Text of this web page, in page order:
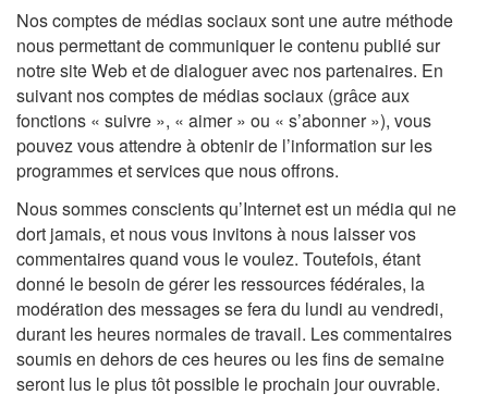
Nos comptes de médias sociaux sont une autre méthode
nous permettant de communiquer le contenu publié sur
notre site Web et de dialoguer avec nos partenaires. En
suivant nos comptes de médias sociaux (grâce aux
fonctions « suivre », « aimer » ou « s’abonner »), vous
pouvez vous attendre à obtenir de l’information sur les
programmes et services que nous offrons.
Nous sommes conscients qu’Internet est un média qui ne
dort jamais, et nous vous invitons à nous laisser vos
commentaires quand vous le voulez. Toutefois, étant
donné le besoin de gérer les ressources fédérales, la
modération des messages se fera du lundi au vendredi,
durant les heures normales de travail. Les commentaires
soumis en dehors de ces heures ou les fins de semaine
seront lus le plus tôt possible le prochain jour ouvrable.